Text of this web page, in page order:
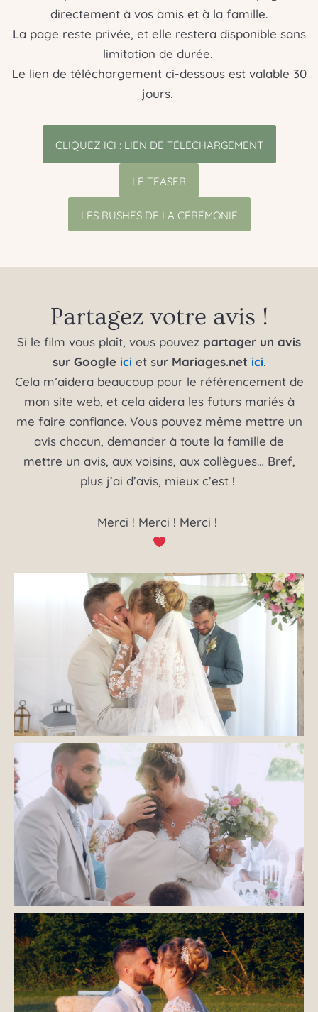
directement à vos amis et à la famille.
La page reste privée, et elle restera disponible sans
limitation de durée.
Le lien de téléchargement ci-dessous est valable 30
jours.
CLIQUEZ ICI : LIEN DE TÉLÉCHARGEMENT
LE TEASER
LES RUSHES DE LA CÉRÉMONIE
Partagez votre avis !
Si le film vous plaît, vous pouvez partager un avis
sur Google ici et sur Mariages.net ici.
Cela m’aidera beaucoup pour le référencement de
mon site web, et cela aidera les futurs mariés à
me faire confiance. Vous pouvez même mettre un
avis chacun, demander à toute la famille de
mettre un avis, aux voisins, aux collègues… Bref,
plus j’ai d’avis, mieux c’est !
Merci ! Merci ! Merci !